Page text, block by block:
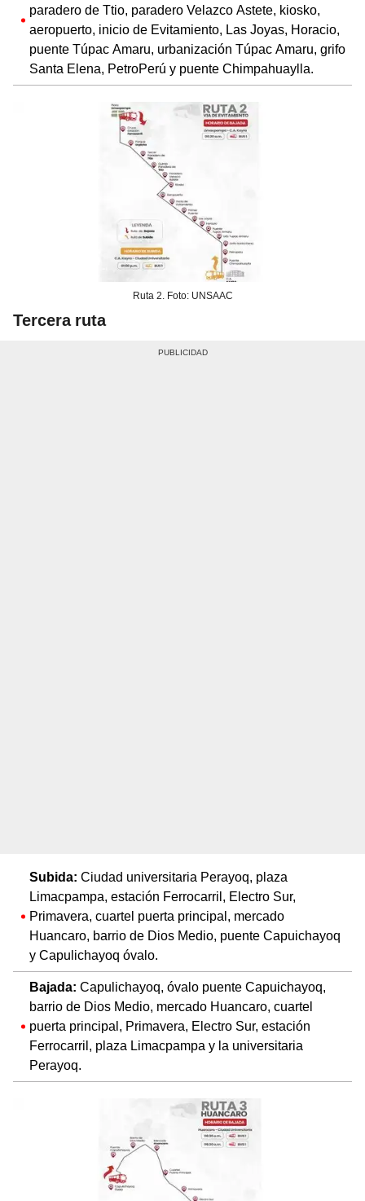
paradero de Ttio, paradero Velazco Astete, kiosko,
aeropuerto, inicio de Evitamiento, Las Joyas, Horacio,
puente Túpac Amaru, urbanización Túpac Amaru, grifo
Santa Elena, PetroPerú y puente Chimpahuaylla.
Ruta 2. Foto: UNSAAC
Tercera ruta
Subida: Ciudad universitaria Perayoq, plaza
Limacpampa, estación Ferrocarril, Electro Sur,
Primavera, cuartel puerta principal, mercado
Huancaro, barrio de Dios Medio, puente Capuichayoq
y Capulichayoq óvalo.
Bajada: Capulichayoq, óvalo puente Capuichayoq,
barrio de Dios Medio, mercado Huancaro, cuartel
puerta principal, Primavera, Electro Sur, estación
Ferrocarril, plaza Limacpampa y la universitaria
Perayoq.